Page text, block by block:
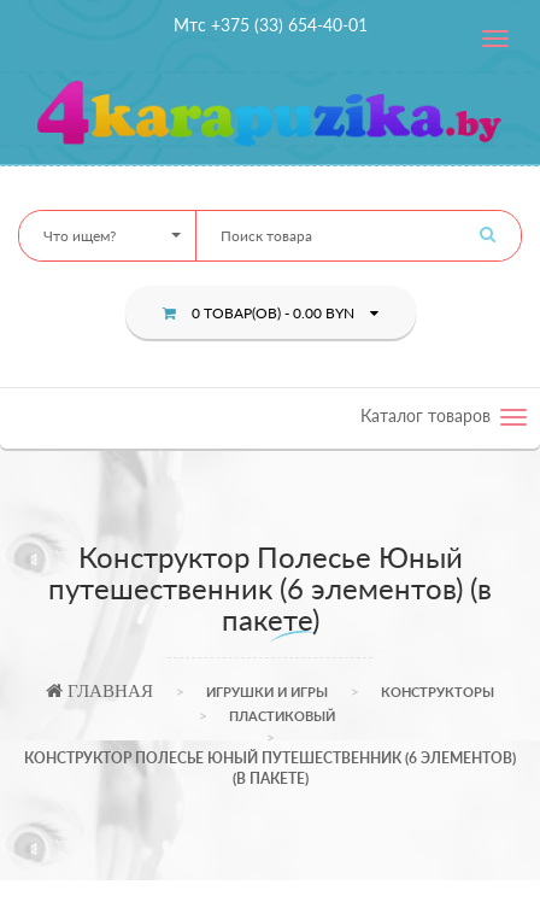
Мтс +375 (33) 654-40-01
Toggle
Что ищем?
0 ТОВАР(ОВ) - 0.00 BYN
Каталог товаров
Конструктор Полесье Юный
путешественник (6 элементов) (в
пакете)
ГЛАВНАЯ ИГРУШКИ И ИГРЫ
КОНСТРУКТОРЫ
ПЛАСТИКОВЫЙ
КОНСТРУКТОР ПОЛЕСЬЕ ЮНЫЙ ПУТЕШЕСТВЕННИК (6 ЭЛЕМЕНТОВ)
(В ПАКЕТЕ)